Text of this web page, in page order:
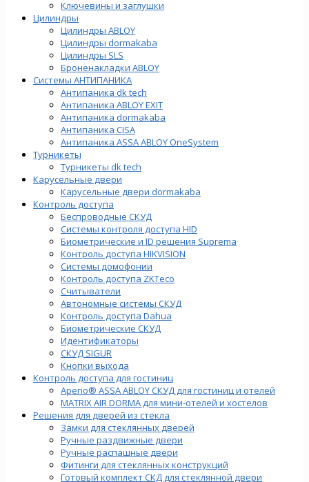
Ключевины и заглушки
Цилиндры
Цилиндры ABLOY
Цилиндры dormakaba
Цилиндры SLS
Броненакладки ABLOY
Системы АНТИПАНИКА
Антипаника dk tech
Антипаника ABLOY EXIT
Антипаника dormakaba
Антипаника СISA
Антипаника ASSA ABLOY OneSystem
Турникеты
Турникеты dk tech
Карусельные двери
Карусельные двери dormakaba
Контроль доступа
Беспроводные СКУД
Системы контроля доступа HID
Биометрические и ID решения Suprema
Контроль доступа HIKVISION
Системы домофонии
Контроль доступа ZKTeco
Считыватели
Автономные системы СКУД
Контроль доступа Dahua
Биометрические СКУД
Идентификаторы
СКУД SIGUR
Кнопки выхода
Контроль доступа для гостиниц
Aperio® ASSA ABLOY СКУД для гостиниц и отелей
MATRIX AIR DORMA для мини-отелей и хостелов
Решения для дверей из стекла
Замки для стеклянных дверей
Ручные раздвижные двери
Ручные распашные двери
Фитинги для стеклянных конструкций
Готовый комплект СКД для стеклянной двери